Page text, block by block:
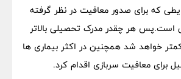
که برای صدور معافیت در نظر گرفته
هر چقدر مدرک تحصیلی بالاتر
خواهد شد همچنین در اکثر بیماری ها
برای معافیت سربازی اقدام کرد.